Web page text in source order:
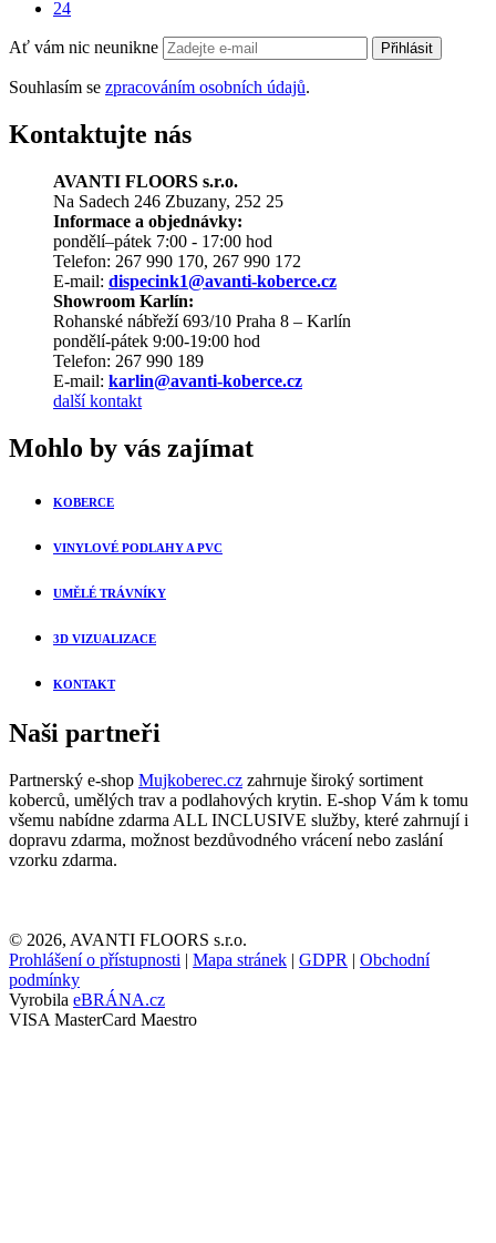
24
Ať vám nic neunikne Přihlásit
Souhlasím se zpracováním osobních údajů.
Kontaktujte nás
AVANTI FLOORS s.r.o.
Na Sadech 246 Zbuzany, 252 25
Informace a objednávky:
pondělí–pátek 7:00 - 17:00 hod
Telefon: 267 990 170, 267 990 172
E-mail: dispecink1@avanti-koberce.cz
Showroom Karlín:
Rohanské nábřeží 693/10 Praha 8 – Karlín
pondělí-pátek 9:00-19:00 hod
Telefon: 267 990 189
E-mail: karlin@avanti-koberce.cz
další kontakt
Mohlo by vás zajímat
KOBERCE
VINYLOVÉ PODLAHY A PVC
UMĚLÉ TRÁVNÍKY
3D VIZUALIZACE
KONTAKT
Naši partneři
Partnerský e-shop Mujkoberec.cz zahrnuje široký sortiment
koberců, umělých trav a podlahových krytin. E-shop Vám k tomu
všemu nabídne zdarma ALL INCLUSIVE služby, které zahrnují i
dopravu zdarma, možnost bezdůvodného vrácení nebo zaslání
vzorku zdarma.
© 2026, AVANTI FLOORS s.r.o.
Prohlášení o přístupnosti | Mapa stránek | GDPR | Obchodní
podmínky
Vyrobila eBRÁNA.cz
VISA MasterCard Maestro